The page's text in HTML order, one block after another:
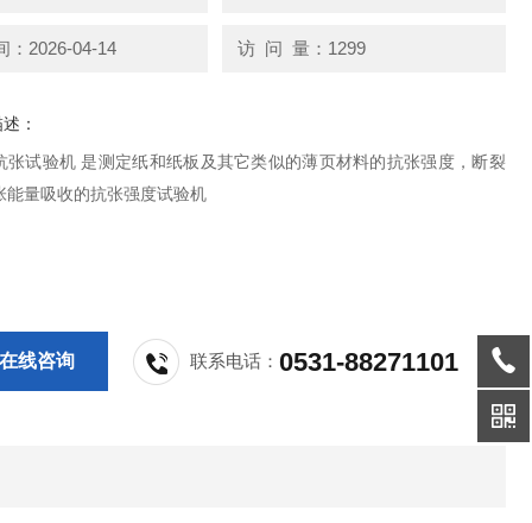
：2026-04-14 访 问 量：1299
：
张试验机 是测定纸和纸板及其它类似的薄页材料的抗张强度，断裂
能量吸收的抗张强度试验机
在线咨询 联系电话：0531-88271101